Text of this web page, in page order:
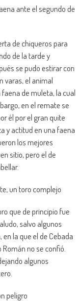
ante el segundo de
de chiqueros para
de la tarde y
se pudo estirar con
varas, el animal
de muleta, la cual
en el remate se
él por el gran quite
y actitud en una faena
los mejores
sitio, pero el de
un toro complejo
que de principio fue
salvo algunos
la que el de Cebada
no se confió.
algunos
peligro